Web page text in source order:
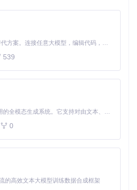
构移动开发工作流 🛠️
优化
缝集成，显著缩短构建周期。以GitH
置专用环境实现安全高效的自动化部
合需要在多设备间切换的移动开发场
与依赖解析规则，开发者可以在不同
发体验。
Claude Code 的开源替代方案。连接任意大模型，编辑代码，运行命令，自动验证 — 全自动执行。用 Rust 构建，极致性能。 ｜ An open-source alternative to Claude Code. Connect any LLM, edit code, run commands, and verify changes — autonomously. Built in Rust for speed. Get Started
539
MiniMax H3 是一个通用的全模态生成系统。它支持对由文本、图像、视频和音频组成的多模态上下文进行统一理解，并能生成分辨率高达 2K、时长可达 15 秒的带原生立体声音频的视频。得益于面向任务泛化的系统设计，H3 在预训练阶段就已具备广泛的多模态上下文理解与生成能力，能够出色地执行复杂的多模态指令。
0
的高效文本大模型训练数据合成框架